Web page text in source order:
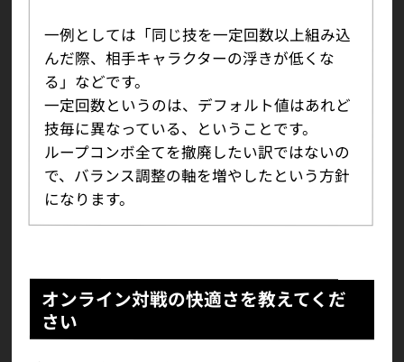
一例としては「同じ技を一定回数以上組み込
んだ際、相手キャラクターの浮きが低くな
る」などです。
一定回数というのは、デフォルト値はあれど
技毎に異なっている、ということです。
ループコンボ全てを撤廃したい訳ではないの
で、バランス調整の軸を増やしたという方針
になります。
オンライン対戦の快適さを教えてくだ
さい